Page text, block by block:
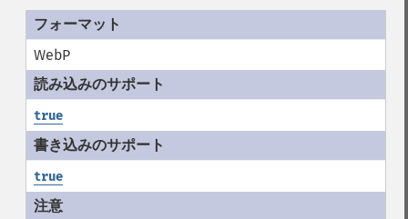
WebP
true
true